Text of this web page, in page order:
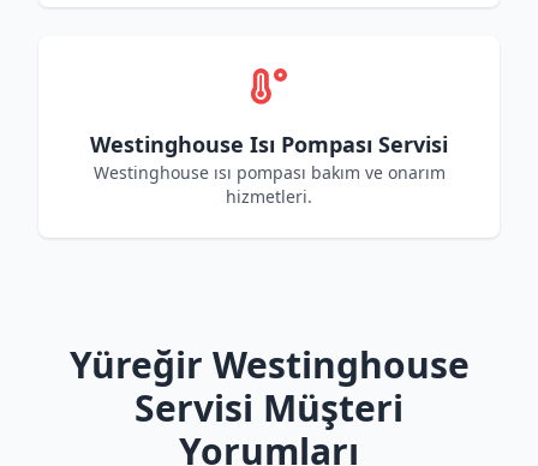
Westinghouse Isı Pompası Servisi
Westinghouse ısı pompası bakım ve onarım
hizmetleri.
Yüreğir Westinghouse
Servisi Müşteri
Yorumları